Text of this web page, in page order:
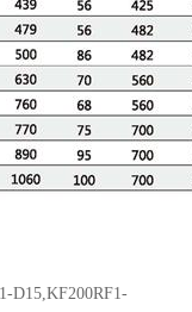
D15,KF200RF1-